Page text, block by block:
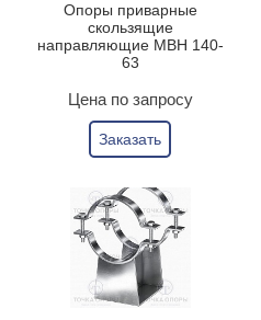
Опоры приварные
скользящие
направляющие МВН 140-
63
Цена по запросу
Заказать